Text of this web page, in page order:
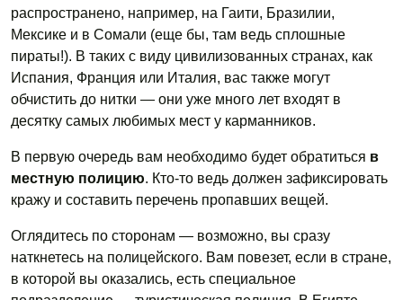
распространено, например, на Гаити, Бразилии,
Мексике и в Сомали (еще бы, там ведь сплошные
пираты!). В таких с виду цивилизованных странах, как
Испания, Франция или Италия, вас также могут
обчистить до нитки — они уже много лет входят в
десятку самых любимых мест у карманников.
В первую очередь вам необходимо будет обратиться в
местную полицию. Кто-то ведь должен зафиксировать
кражу и составить перечень пропавших вещей.
Оглядитесь по сторонам — возможно, вы сразу
наткнетесь на полицейского. Вам повезет, если в стране,
в которой вы оказались, есть специальное